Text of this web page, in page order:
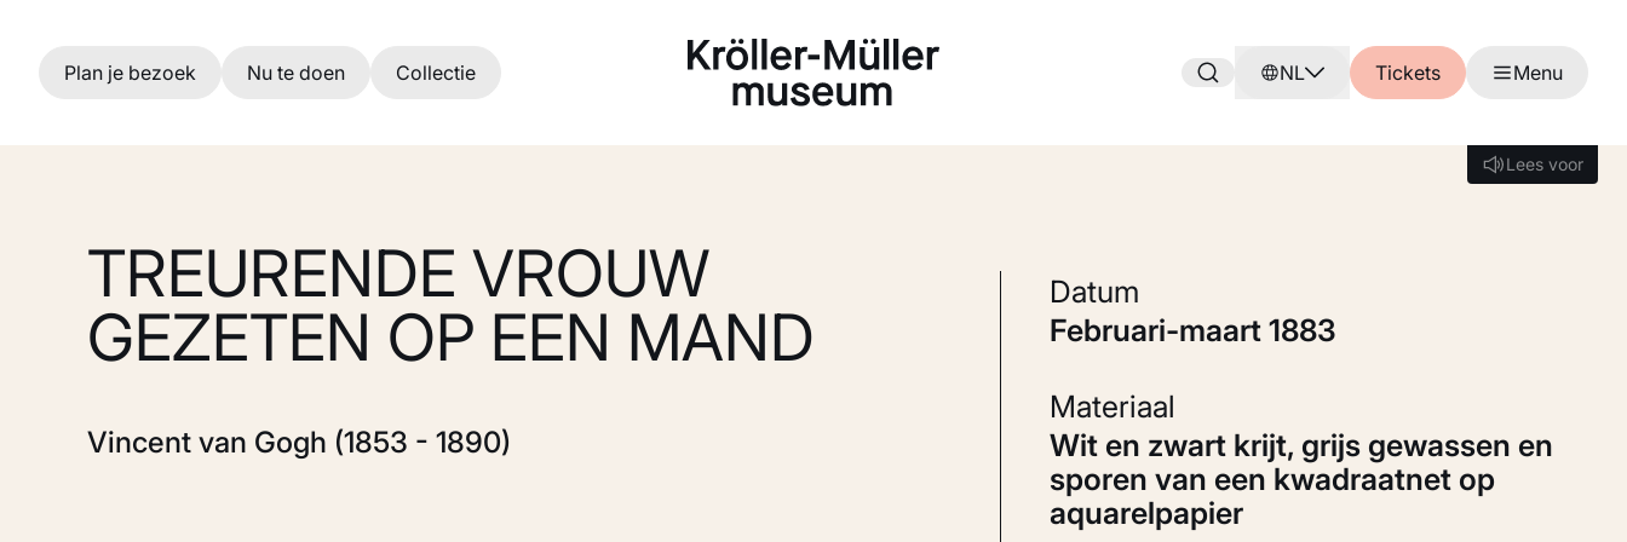
Ga naar hoofdinhoud
Plan je bezoek Nu te doen Collectie NL Tickets Menu
Lees voor
Lees voor
TREURENDE VROUW
GEZETEN OP EEN MAND
Vincent van Gogh (1853 - 1890)
Datum
februari-maart 1883
Materiaal
Wit en zwart krijt, grijs gewassen en
sporen van een kwadraatnet op
aquarelpapier